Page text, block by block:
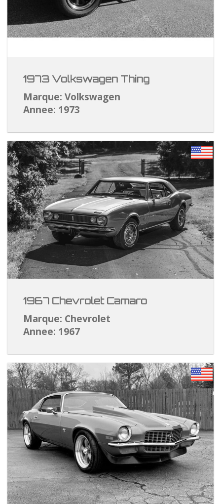
1973 Volkswagen Thing
Marque: Volkswagen
Annee: 1973
1967 Chevrolet Camaro
Marque: Chevrolet
Annee: 1967